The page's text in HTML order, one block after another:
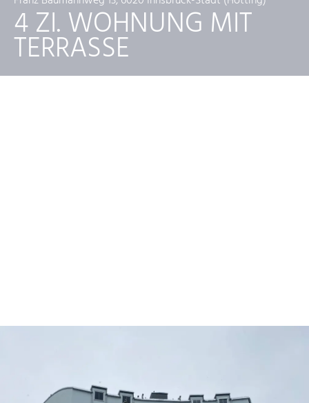
4 ZI. WOHNUNG MIT
TERRASSE